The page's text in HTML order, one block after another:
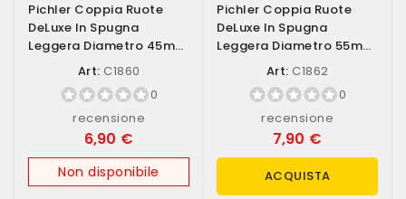
Pichler Coppia Ruote
DeLuxe In Spugna
Leggera Diametro 45mm
(art. C1860)
Art: C1860
0
recensione
6,90 €
Non disponibile
Pichler Coppia Ruote
DeLuxe In Spugna
Leggera Diametro 55mm
(art. C1862)
Art: C1862
0
recensione
7,90 €
ACQUISTA